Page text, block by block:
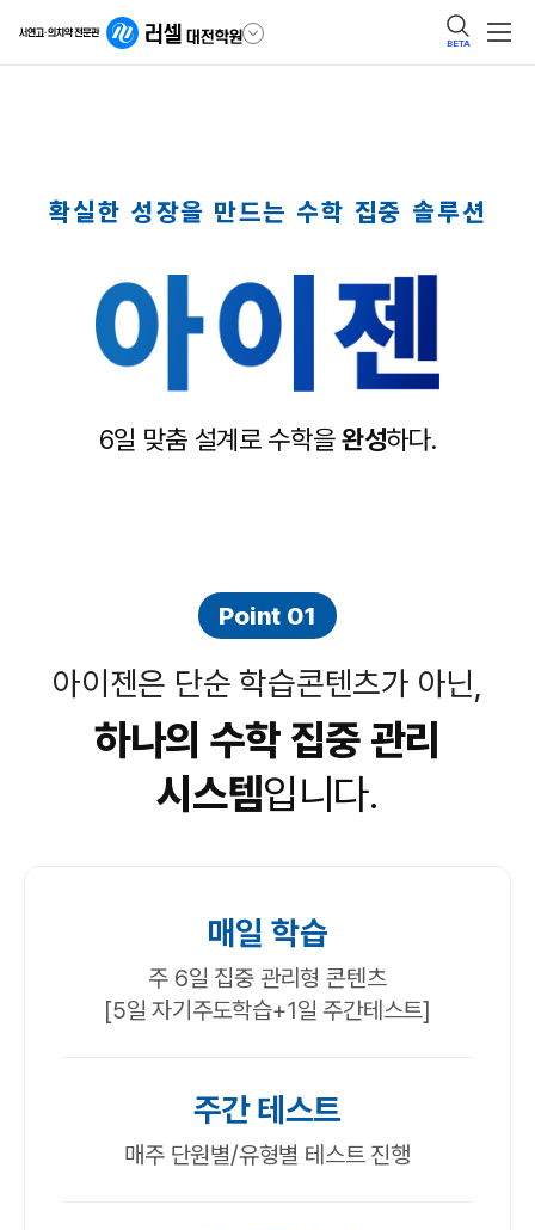
BETA
확실한 성장을 만드는 수학 집중 솔루션
6일 맞춤 설계로 수학을완성하다.
Point 01
아이젠은 단순 학습콘텐츠가 아닌,
하나의 수학 집중 관리
시스템입니다.
매일 학습
주 6일 집중 관리형 콘텐츠
[5일 자기주도학습+1일 주간테스트]
주간 테스트
매주 단원별/유형별 테스트 진행